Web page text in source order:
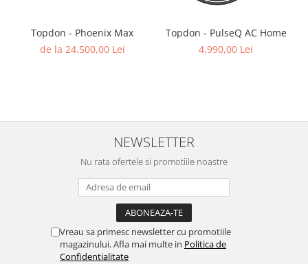
Topdon - Phoenix Max
de la 24.500,00 Lei
Topdon - PulseQ AC Home
4.990,00 Lei
NEWSLETTER
Nu rata ofertele si promotiile noastre
Vreau sa primesc newsletter cu promotiile
magazinului. Afla mai multe in Politica de
Confidentialitate